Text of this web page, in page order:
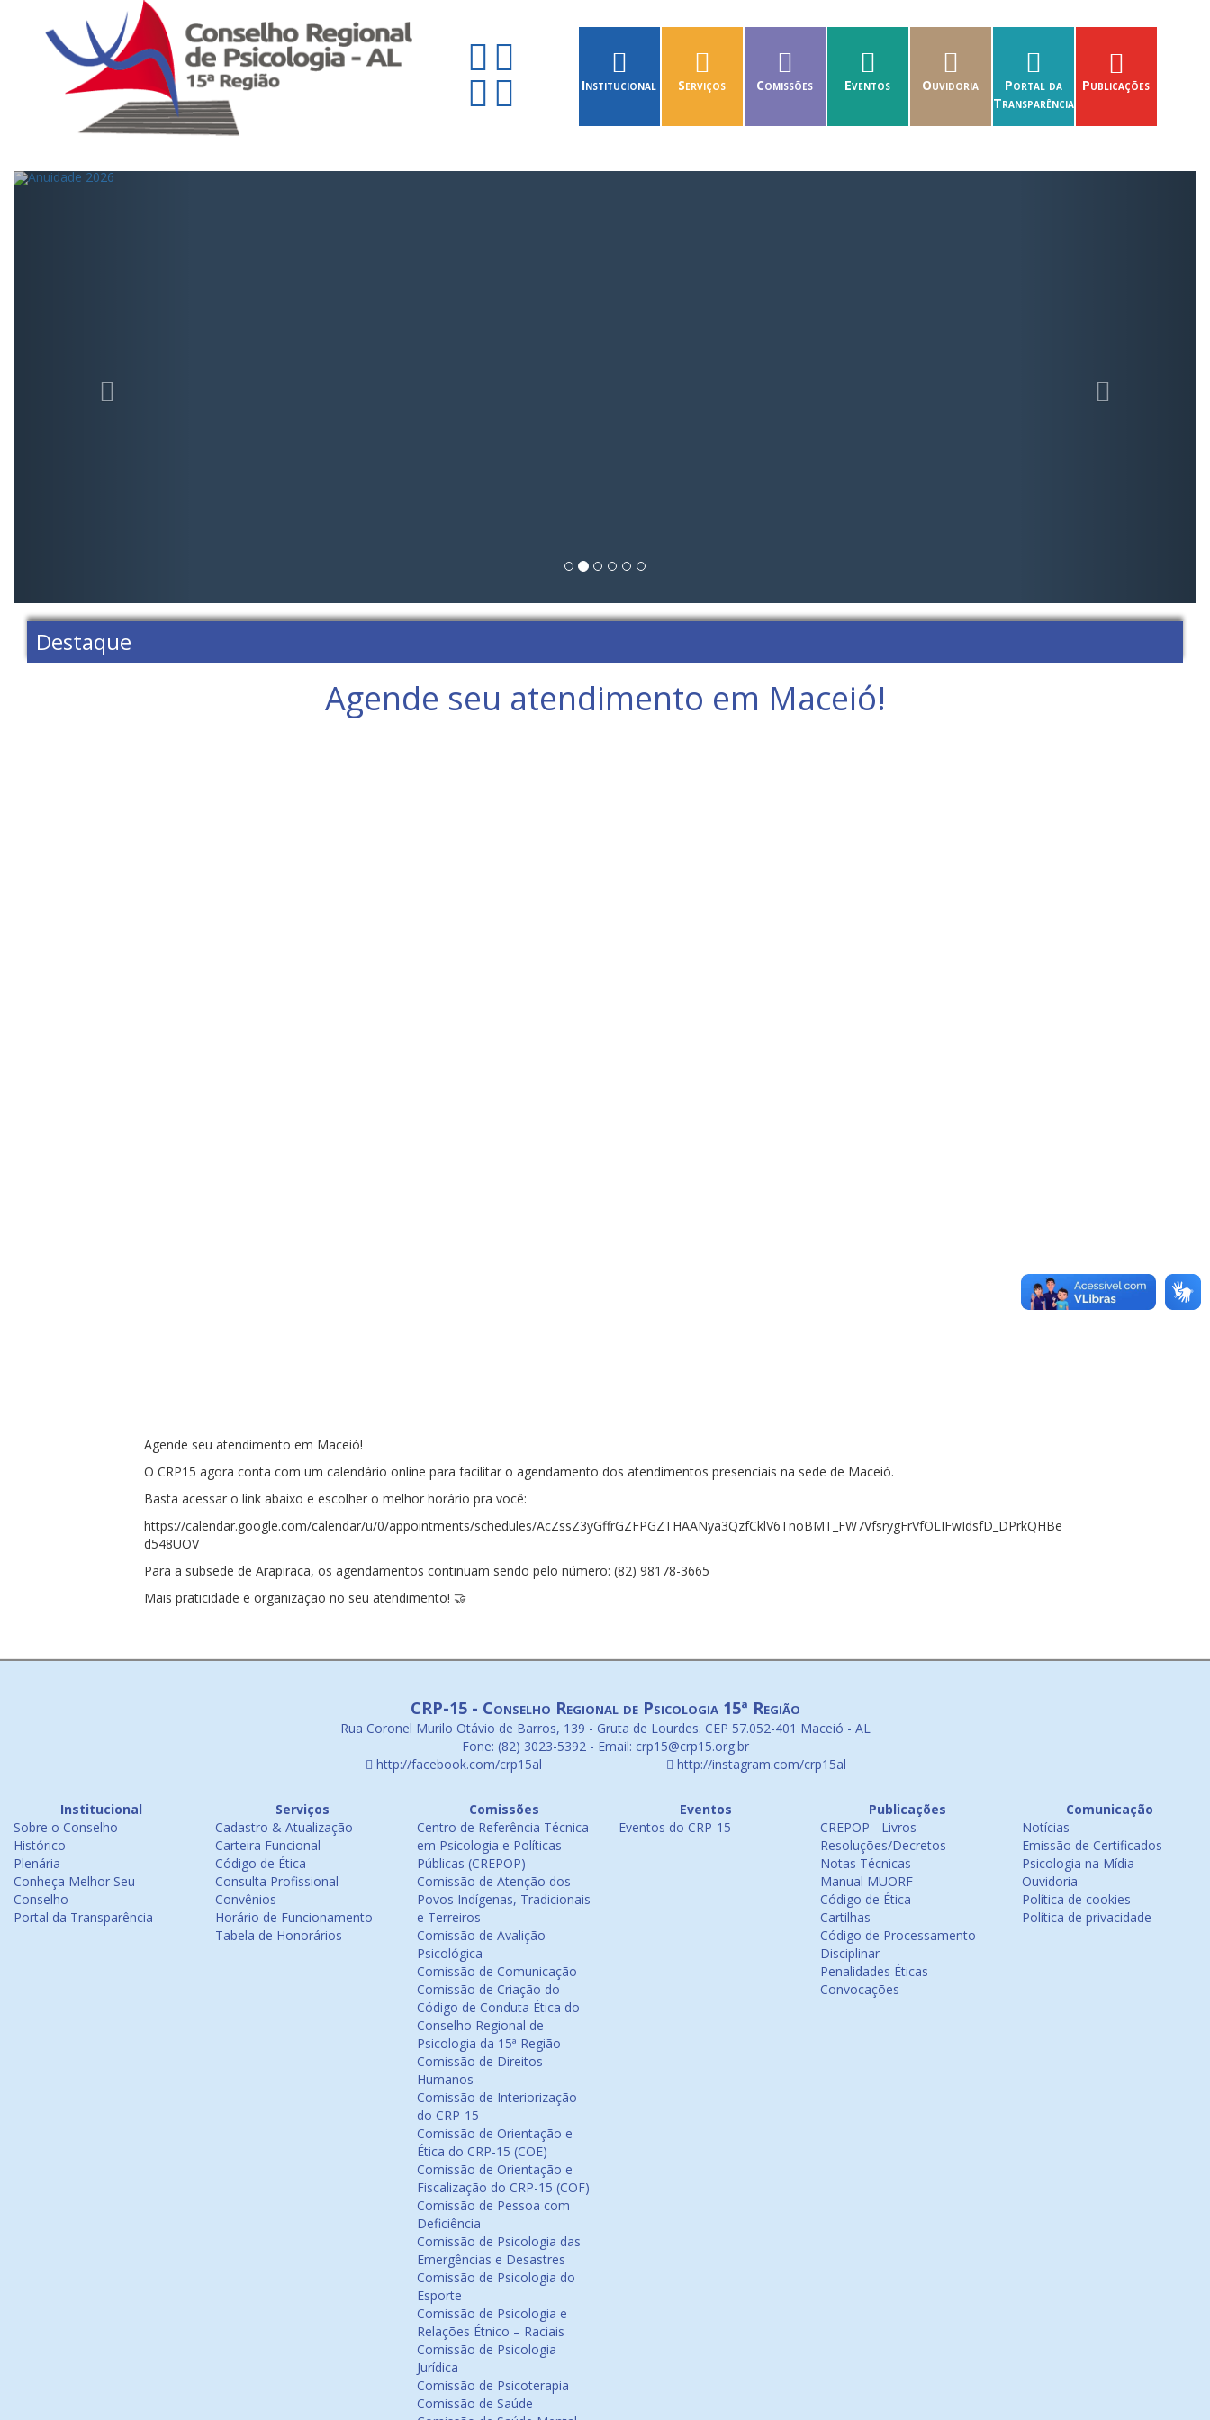
Institucional Serviços Comissões Eventos Ouvidoria
Portal da
Transparência
Publicações
Destaque
Agende seu atendimento em Maceió!
Agende seu atendimento em Maceió!
O CRP15 agora conta com um calendário online para facilitar o agendamento dos atendimentos presenciais na sede de Maceió.
Basta acessar o link abaixo e escolher o melhor horário pra você:
https://calendar.google.com/calendar/u/0/appointments/schedules/AcZssZ3yGffrGZFPGZTHAANya3QzfCklV6TnoBMT_FW7VfsrygFrVfOLIFwIdsfD_DPrkQHBe
d548UOV
Para a subsede de Arapiraca, os agendamentos continuam sendo pelo número: (82) 98178-3665
Mais praticidade e organização no seu atendimento! 🤝
CRP-15 - Conselho Regional de Psicologia 15ª Região
Rua Coronel Murilo Otávio de Barros, 139 - Gruta de Lourdes. CEP 57.052-401 Maceió - AL
Fone: (82) 3023-5392 - Email: crp15@crp15.org.br
http://facebook.com/crp15al
http://instagram.com/crp15al
Institucional
Sobre o Conselho
Histórico
Plenária
Conheça Melhor Seu
Conselho
Portal da Transparência
Serviços
Cadastro & Atualização
Carteira Funcional
Código de Ética
Consulta Profissional
Convênios
Horário de Funcionamento
Tabela de Honorários
Comissões
Centro de Referência Técnica
em Psicologia e Políticas
Públicas (CREPOP)
Comissão de Atenção dos
Povos Indígenas, Tradicionais
e Terreiros
Comissão de Avalição
Psicológica
Comissão de Comunicação
Comissão de Criação do
Código de Conduta Ética do
Conselho Regional de
Psicologia da 15ª Região
Comissão de Direitos
Humanos
Comissão de Interiorização
do CRP-15
Comissão de Orientação e
Ética do CRP-15 (COE)
Comissão de Orientação e
Fiscalização do CRP-15 (COF)
Comissão de Pessoa com
Deficiência
Comissão de Psicologia das
Emergências e Desastres
Comissão de Psicologia do
Esporte
Comissão de Psicologia e
Relações Étnico – Raciais
Comissão de Psicologia
Jurídica
Comissão de Psicoterapia
Comissão de Saúde
Eventos
Eventos do CRP-15
Publicações
CREPOP - Livros
Resoluções/Decretos
Notas Técnicas
Manual MUORF
Código de Ética
Cartilhas
Código de Processamento
Disciplinar
Penalidades Éticas
Convocações
Comunicação
Notícias
Emissão de Certificados
Psicologia na Mídia
Ouvidoria
Política de cookies
Política de privacidade